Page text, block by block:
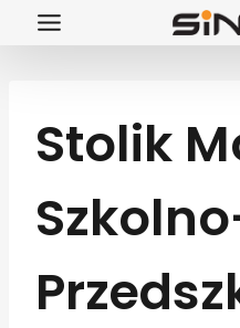
Przejdź
Stolik